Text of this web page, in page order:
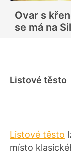
Ovar s
se má na
Listové těsto
Listové těsto
místo